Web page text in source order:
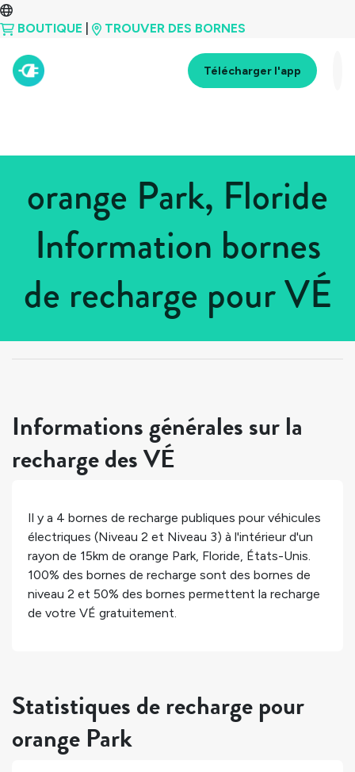
BOUTIQUE TROUVER DES BORNES
Télécharger l'app
orange Park, Floride
Information bornes
de recharge pour VÉ
États-Unis > Floride
Informations générales sur la
recharge des VÉ
Il y a 4 bornes de recharge publiques pour véhicules
électriques (Niveau 2 et Niveau 3) à l'intérieur d'un
rayon de 15km de orange Park, Floride, États-Unis.
100% des bornes de recharge sont des bornes de
niveau 2 et 50% des bornes permettent la recharge
de votre VÉ gratuitement.
Statistiques de recharge pour
orange Park